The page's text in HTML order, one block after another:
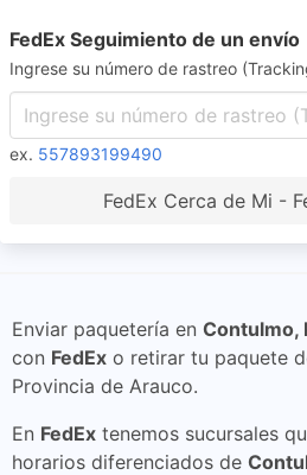
FedEx Seguimiento de un envío
Ingrese su número de rastreo
ex. 557893199490
FedEx Cerca de Mi -
Enviar paquetería en Contulmo,
con FedEx o retirar tu paquete
Provincia de Arauco.
En FedEx tenemos sucursales
horarios diferenciados de